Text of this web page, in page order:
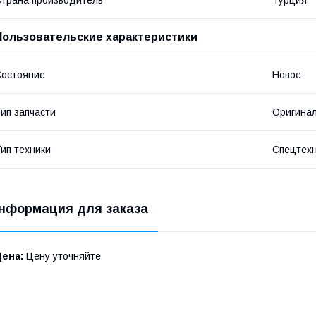
характеристики
Новое
запчасти Оригинал
техники
для заказа
Цену уточняйте